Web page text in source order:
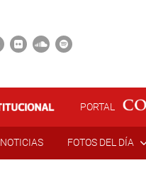
PORTAL
NOTICIAS FOTOS DEL DÍA